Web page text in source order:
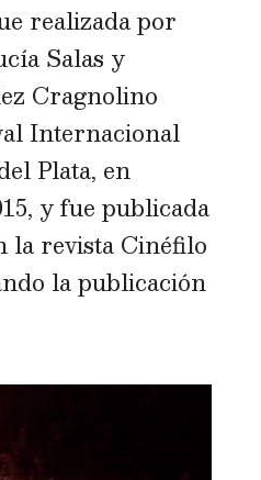
realizada por
Salas y
Cragnolino
Internacional
Plata, en
y fue publicada
la revista Cinéfilo
la publicación